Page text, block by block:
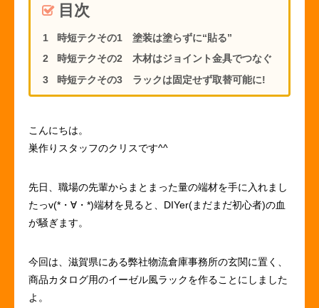
目次
時短テクその1 塗装は塗らずに“貼る”
時短テクその2 木材はジョイント金具でつなぐ
時短テクその3 ラックは固定せず取替可能に!
こんにちは。
巣作りスタッフのクリスです^^
先日、職場の先輩からまとまった量の端材を手に入れまし
たっv(*・∀・*)端材を見ると、DIYer(まだまだ初心者)の血
が騒ぎます。
今回は、滋賀県にある弊社物流倉庫事務所の玄関に置く、
商品カタログ用のイーゼル風ラックを作ることにしました
よ。